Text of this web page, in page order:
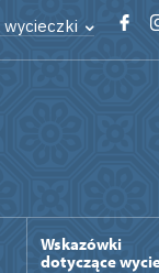
wycieczki
Wskazówki
dotyczące